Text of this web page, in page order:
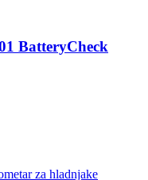
BatteryCheck